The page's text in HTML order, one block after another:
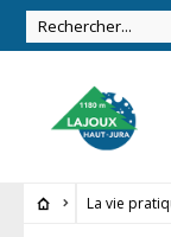
La vie